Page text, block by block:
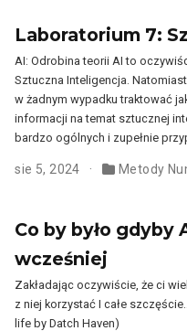
Laboratorium 7:
AI: Odrobina teorii AI to
Sztuczna Inteligencja.
w żadnym wypadku traktować
informacji na temat sztucznej
bardzo ogólnych i zupełnie
sie 5, 2024 Metody
Co by było gdyby
wcześniej
Zakładając oczywiście, że ci
z niej korzystać I całe
life by Datch Haven)